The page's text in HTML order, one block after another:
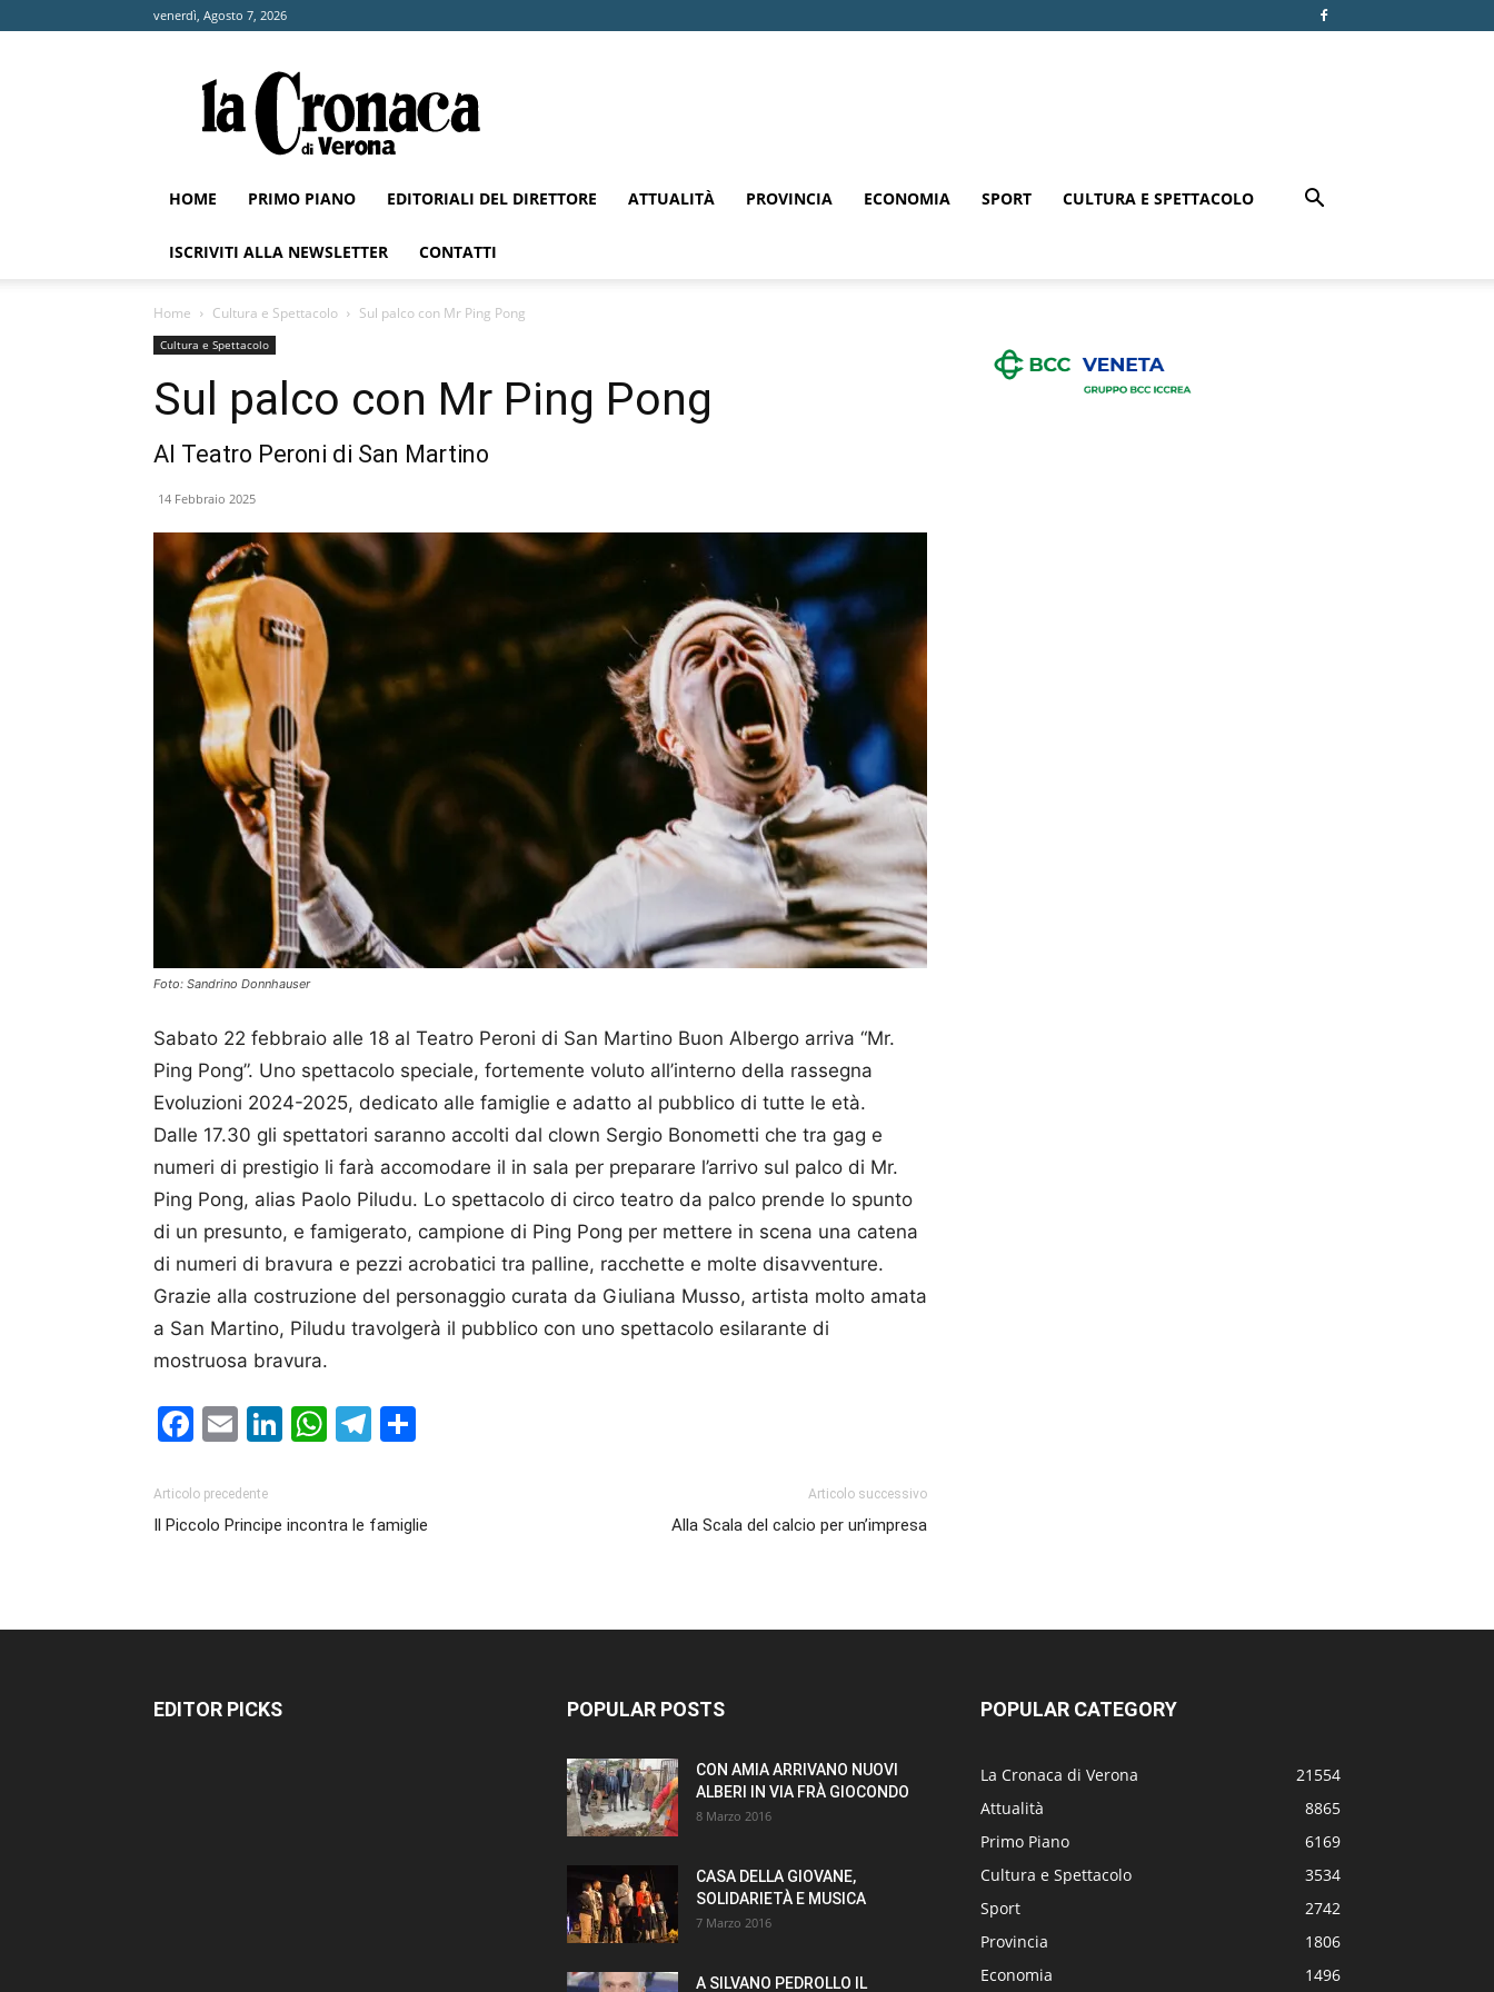
venerdì, Agosto 7, 2026
Cronaca
di
Verona
HOME PRIMO PIANO EDITORIALI DEL DIRETTORE ATTUALITÀ PROVINCIA ECONOMIA SPORT CULTURA E SPETTACOLO
ISCRIVITI ALLA NEWSLETTER CONTATTI
Home Cultura e Spettacolo Sul palco con Mr Ping Pong
Cultura e Spettacolo
Sul palco con Mr Ping Pong
Al Teatro Peroni di San Martino
14 Febbraio 2025
Foto: Sandrino Donnhauser
Sabato 22 febbraio alle 18 al Teatro Peroni di San Martino Buon Albergo arriva “Mr.
Ping Pong”. Uno spettacolo speciale, fortemente voluto all’interno della rassegna
Evoluzioni 2024-2025, dedicato alle famiglie e adatto al pubblico di tutte le età.
Dalle 17.30 gli spettatori saranno accolti dal clown Sergio Bonometti che tra gag e
numeri di prestigio li farà accomodare il in sala per preparare l’arrivo sul palco di Mr.
Ping Pong, alias Paolo Piludu. Lo spettacolo di circo teatro da palco prende lo spunto
di un presunto, e famigerato, campione di Ping Pong per mettere in scena una catena
di numeri di bravura e pezzi acrobatici tra palline, racchette e molte disavventure.
Grazie alla costruzione del personaggio curata da Giuliana Musso, artista molto amata
a San Martino, Piludu travolgerà il pubblico con uno spettacolo esilarante di
mostruosa bravura.
Facebook
EmailLinkedIn
WhatsApp
Telegram
Articolo precedente
Il Piccolo Principe incontra le famiglie
Articolo successivo
Alla Scala del calcio per un’impresa
EDITOR PICKS POPULAR POSTS
CON AMIA ARRIVANO NUOVI
ALBERI IN VIA FRÀ GIOCONDO
8 Marzo 2016
CASA DELLA GIOVANE,
SOLIDARIETÀ E MUSICA
7 Marzo 2016
A SILVANO PEDROLLO IL
POPULAR CATEGORY
La Cronaca di Verona
21554
Attualità
8865
Primo Piano
6169
Cultura e Spettacolo
3534
Sport
2742
Provincia
1806
Economia
1496